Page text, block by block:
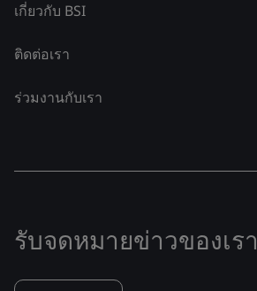
เกี่ยวกับ BSI
ติดต่อเรา
ร่วมงานกับเรา
รับจดหมายข่าวของเรา